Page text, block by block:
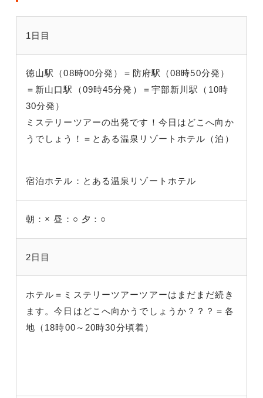
1日目
徳山駅（08時00分発）＝防府駅（08時50分発）
＝新山口駅（09時45分発）＝宇部新川駅（10時
30分発）
ミステリーツアーの出発です！今日はどこへ向か
うでしょう！＝とある温泉リゾートホテル（泊）
宿泊ホテル：とある温泉リゾートホテル
朝：× 昼：○ 夕：○
2日目
ホテル＝ミステリーツアーツアーはまだまだ続き
ます。今日はどこへ向かうでしょうか？？？＝各
地（18時00～20時30分頃着）